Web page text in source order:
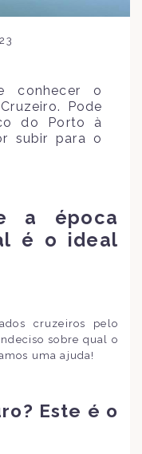
conhecer o
Pode
do Porto à
subir para o
a época
é o ideal
cruzeiros pelo
sobre qual o
uma ajuda!
Este é o